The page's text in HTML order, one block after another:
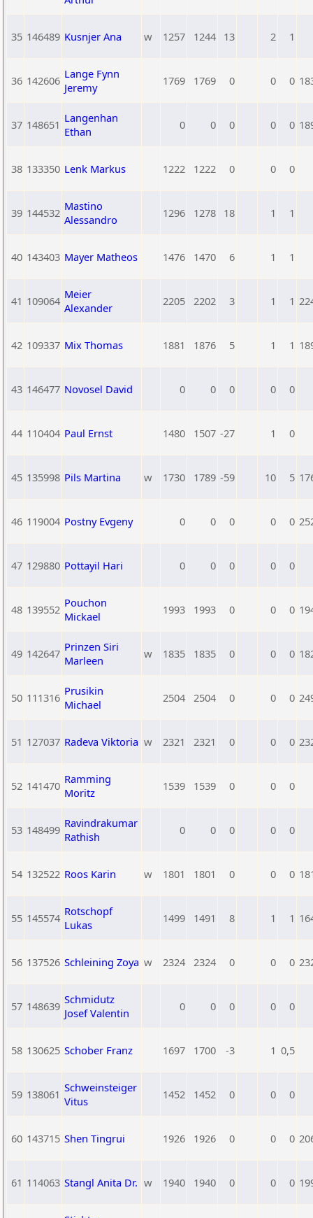
35 146489 Kusnjer Ana w 1257 1244 13 2 1
36 142606 Lange Fynn
Jeremy
1769 1769 0 0 0
37 148651 Langenhan
Ethan
0 0 0 0 0
38 133350 Lenk Markus 1222 1222 0 0 0
39 144532 Mastino
Alessandro
1296 1278 18 1 1
40 143403 Mayer Matheos 1476 1470 6 1 1
41 109064 Meier
Alexander
2205 2202 3 1 1
42 109337 Mix Thomas 1881 1876 5 1 1
43 146477 Novosel David 0 0 0 0 0
44 110404 Paul Ernst 1480 1507 -27 1 0
45 135998 Pils Martina w 1730 1789 -59 10 5
46 119004 Postny Evgeny 0 0 0 0 0
47 129880 Pottayil Hari 0 0 0 0 0
48 139552 Pouchon
Mickael
1993 1993 0 0 0
49 142647 Prinzen Siri
Marleen
w 1835 1835 0 0 0
50 111316 Prusikin
Michael
2504 2504 0 0 0
51 127037 Radeva Viktoria w 2321 2321 0 0 0
52 141470 Ramming
Moritz
1539 1539 0 0 0
53 148499 Ravindrakumar
Rathish
0 0 0 0 0
54 132522 Roos Karin w 1801 1801 0 0 0
55 145574 Rotschopf
Lukas
1499 1491 8 1 1
56 137526 Schleining Zoya w 2324 2324 0 0 0
57 148639 Schmidutz
Josef Valentin
0 0 0 0 0
58 130625 Schober Franz 1697 1700 -3 1 0,5
59 138061 Schweinsteiger
Vitus
1452 1452 0 0 0
60 143715 Shen Tingrui 1926 1926 0 0 0
61 114063 Stangl Anita Dr. w 1940 1940 0 0 0